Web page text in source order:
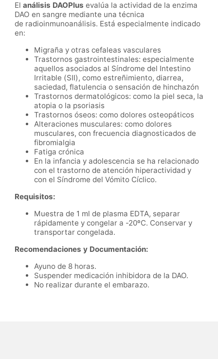
El análisis DAOPlus evalúa la actividad de la enzima
DAO en sangre mediante una técnica
de radioinmunoanálisis. Está especialmente indicado
en:
Migraña y otras cefaleas vasculares
Trastornos gastrointestinales: especialmente
aquellos asociados al Síndrome del Intestino
Irritable (SII), como estreñimiento, diarrea,
saciedad, flatulencia o sensación de hinchazón
Trastornos dermatológicos: como la piel seca, la
atopia o la psoriasis
Trastornos óseos: como dolores osteopáticos
Alteraciones musculares: como dolores
musculares, con frecuencia diagnosticados de
fibromialgia
Fatiga crónica
En la infancia y adolescencia se ha relacionado
con el trastorno de atención hiperactividad y
con el Síndrome del Vómito Cíclico.
Requisitos:
Muestra de 1 ml de plasma EDTA, separar
rápidamente y congelar a -20ºC. Conservar y
transportar congelada.
Recomendaciones y Documentación:
Ayuno de 8 horas.
Suspender medicación inhibidora de la DAO.
No realizar durante el embarazo.